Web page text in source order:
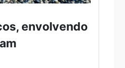
envolvendo